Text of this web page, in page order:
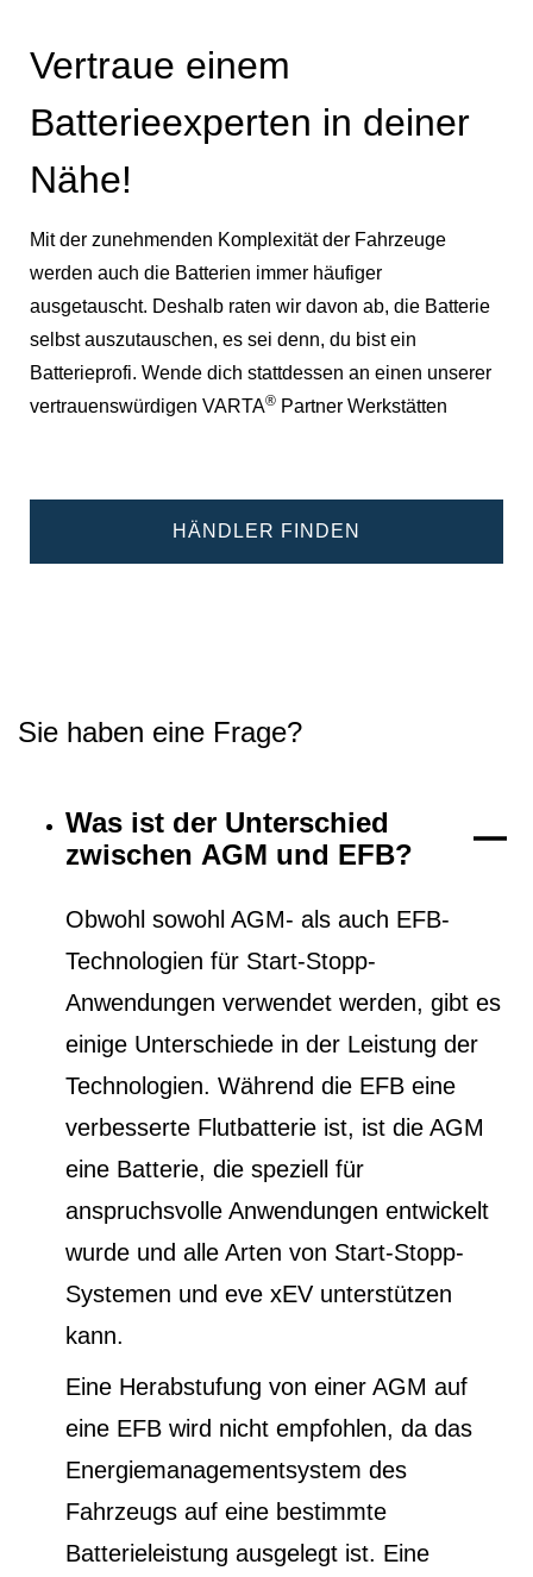
Vertraue einem
Batterieexperten in deiner
Nähe!
Mit der zunehmenden Komplexität der Fahrzeuge
werden auch die Batterien immer häufiger
ausgetauscht. Deshalb raten wir davon ab, die Batterie
selbst auszutauschen, es sei denn, du bist ein
Batterieprofi. Wende dich stattdessen an einen unserer
vertrauenswürdigen VARTA® Partner Werkstätten
HÄNDLER FINDEN
Sie haben eine Frage?
Was ist der Unterschied
zwischen AGM und EFB?
Obwohl sowohl AGM- als auch EFB-
Technologien für Start-Stopp-
Anwendungen verwendet werden, gibt es
einige Unterschiede in der Leistung der
Technologien. Während die EFB eine
verbesserte Flutbatterie ist, ist die AGM
eine Batterie, die speziell für
anspruchsvolle Anwendungen entwickelt
wurde und alle Arten von Start-Stopp-
Systemen und eve xEV unterstützen
kann.
Eine Herabstufung von einer AGM auf
eine EFB wird nicht empfohlen, da das
Energiemanagementsystem des
Fahrzeugs auf eine bestimmte
Batterieleistung ausgelegt ist. Eine